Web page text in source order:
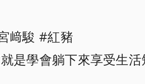
﨑駿 #紅豬
是學會躺下來享受生